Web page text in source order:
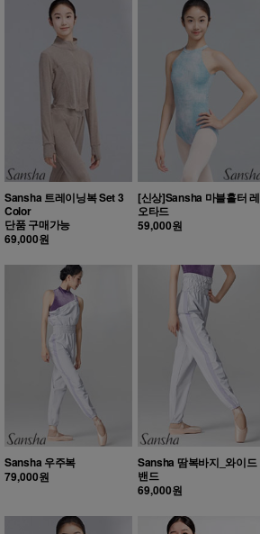
Sansha 트레이닝복 Set 3
Color
단품 구매가능
69,000원
[신상]Sansha 마블홀터 레
오타드
59,000원
Sansha 우주복
79,000원
Sansha 땀복바지_와이드
밴드
69,000원